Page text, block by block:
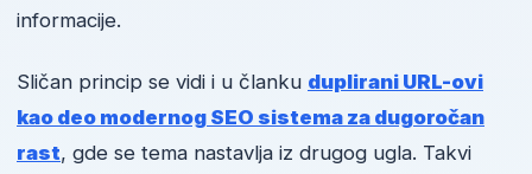
informacije.
Sličan princip se vidi i u članku duplirani URL-ovi
kao deo modernog SEO sistema za dugoročan
rast, gde se tema nastavlja iz drugog ugla. Takvi